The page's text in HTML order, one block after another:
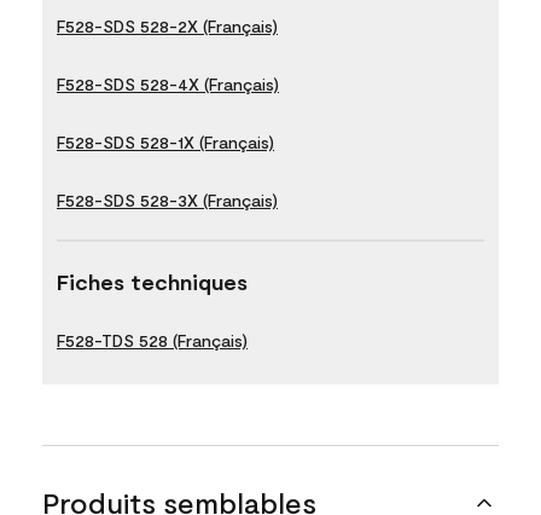
F528-SDS 528-2X (Français)
F528-SDS 528-4X (Français)
F528-SDS 528-1X (Français)
F528-SDS 528-3X (Français)
Fiches techniques
F528-TDS 528 (Français)
Produits semblables